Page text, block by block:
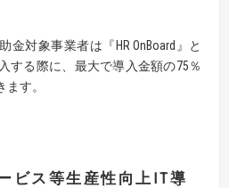
金対象事業者は『HR OnBoard』と
入する際に、最大で導入金額の75％
す。
ビス等生産性向上 IT導